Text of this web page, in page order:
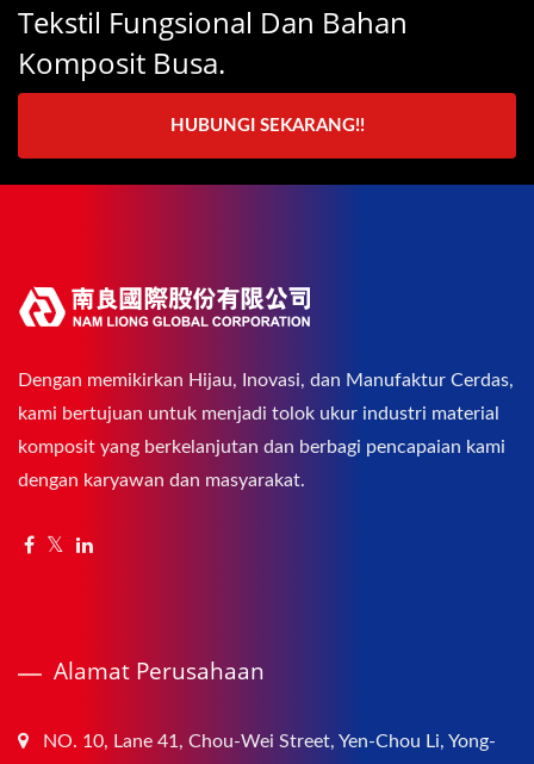
Tekstil Fungsional Dan Bahan
Komposit Busa.
HUBUNGI SEKARANG!!
Dengan memikirkan Hijau, Inovasi, dan Manufaktur Cerdas,
kami bertujuan untuk menjadi tolok ukur industri material
komposit yang berkelanjutan dan berbagi pencapaian kami
dengan karyawan dan masyarakat.
Alamat Perusahaan
NO. 10, Lane 41, Chou-Wei Street, Yen-Chou Li, Yong-